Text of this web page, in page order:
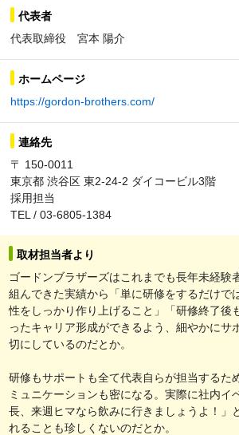
代表者
代表取締役 宮本 陽介
ホームページ
https://gordon-brothers.com/
連絡先
〒 150-0011
東京都 渋谷区 東2-24-2 ダイコービル3階
採用担当
TEL / 03-6805-1384
取材担当者より
ゴードンブラザーズはこれまでも長年未経験
組んできた実績から「単に研修をするだけで
性をしっかり作り上げること」「研修終了後
ったキャリア形成ができるよう、細やかにサ
切にしているのだとか。
研修もサポートも全て代表自らが担当するた
ミュニケーションも密になる。実際に社内イ
長、来週ヒマなら飲みに行きましょうよ！」
れることも珍しくないのだとか。